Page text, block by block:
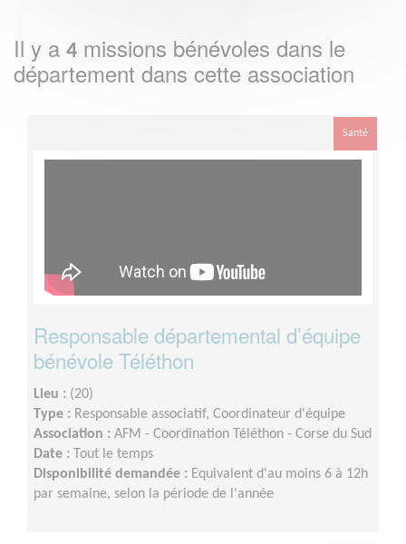
Il y a 4 missions bénévoles dans le
département dans cette association
Santé
Responsable départemental d’équipe
bénévole Téléthon
Lieu : (20)
Type : Responsable associatif, Coordinateur d'équipe
Association : AFM - Coordination Téléthon - Corse du Sud
Date :
Tout le temps
Disponibilité demandée : Equivalent d'au moins 6 à 12h
par semaine, selon la période de l'année